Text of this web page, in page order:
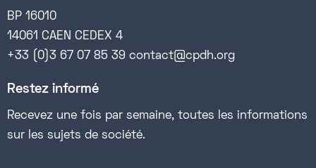
BP 16010
14061 CAEN CEDEX 4
+33 (0)3 67 07 85 39 contact@cpdh.org
Restez informé
Recevez une fois par semaine, toutes les informations
sur les sujets de société.